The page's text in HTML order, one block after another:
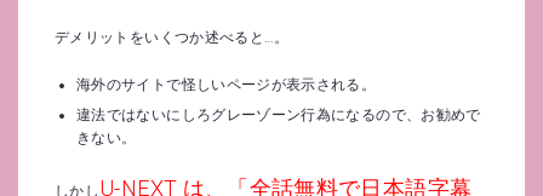
デメリットをいくつか述べると…。
海外のサイトで怪しいページが表示される。
違法ではないにしろグレーゾーン行為になるので、お勧めで
きない。
しかし U-NEXT は、「全話無料で日本語字幕